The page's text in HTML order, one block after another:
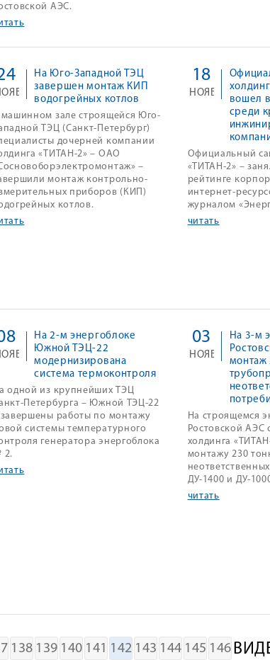
АЭС.
На Юго-Западной ТЭЦ
завершен монтаж КИП
водогрейных котлов
машинном зале строящейся Юго-
ТЭЦ (Санкт-Петербург)
дочерней компании
«ТИТАН-2» – ОАО
–
монтаж контрольно-
приборов (КИП)
котлов.
вошел
среди
18
НОЯБ
Официальный
«ТИТАН-2» –
рейтинге
интернет-
журналом
читать
На 2-м энергоблоке
Южной ТЭЦ-22
модернизирована
система термоконтроля
одной из крупнейших ТЭЦ
Петербурга – Южной ТЭЦ-22
работы по монтажу
системы температурного
генератора энергоблока
2.
На 3-м
монтаж
03
НОЯБ
На строящемся
Ростовской АЭС
холдинга
монтажу 230
ДУ-1400 и ДУ-
читать
138 139 140 141 142 143 144 145 146